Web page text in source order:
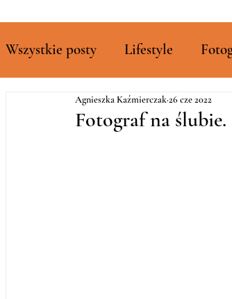
Wszystkie posty Lifestyle
Rozszerzone galerie zdjęć
Fotograf na
Agnieszka Kaźmierczak26 cze 2022